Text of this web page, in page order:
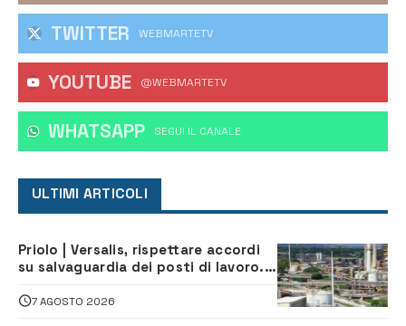
TWITTER WEBMARTETV
YOUTUBE @WEBMARTETV
WHATSAPP ‎SEGUI IL CANALE
ULTIMI ARTICOLI
Priolo | Versalis, rispettare accordi
su salvaguardia dei posti di lavoro. Il
7 AGOSTO 2026